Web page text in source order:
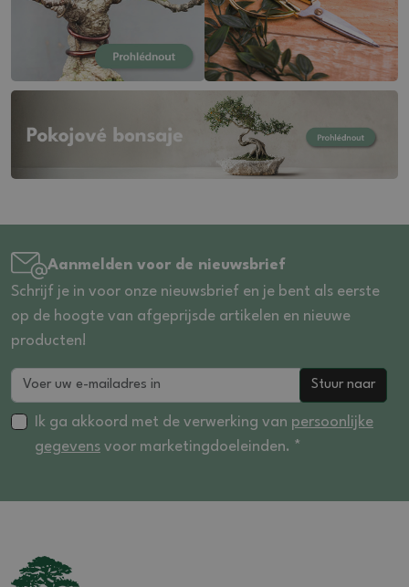
Aanmelden voor de nieuwsbrief
Schrijf je in voor onze nieuwsbrief en je bent als eerste
op de hoogte van afgeprijsde artikelen en nieuwe
producten!
Stuur naar
Ik ga akkoord met de verwerking van persoonlijke
gegevens voor marketingdoeleinden. *